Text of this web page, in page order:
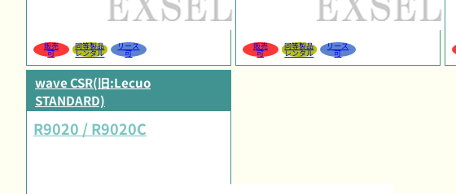
販売
可
同等製品
レンタル
リース
可
販売
可
同等製品
レンタル
リース
可
wave CSR(旧:Lecuo
STANDARD)
R9020 / R9020C